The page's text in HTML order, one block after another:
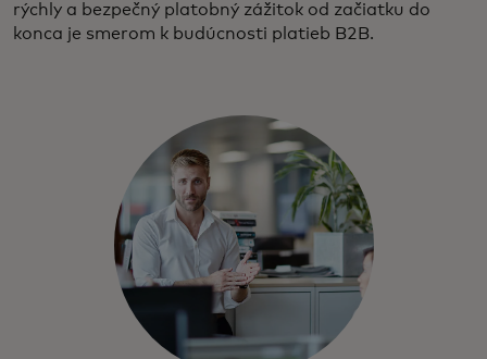
rýchly a bezpečný platobný zážitok od začiatku do
konca je smerom k budúcnosti platieb B2B.